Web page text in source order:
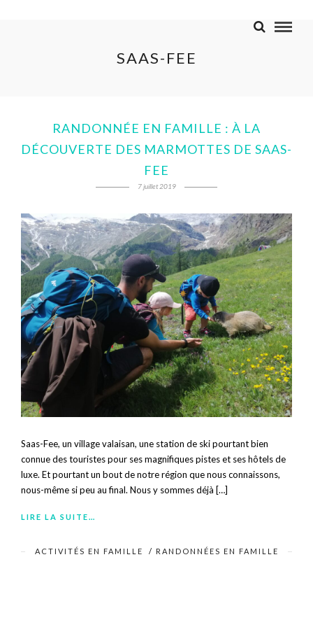
SAAS-FEE
RANDONNÉE EN FAMILLE : À LA
DÉCOUVERTE DES MARMOTTES DE SAAS-
FEE
7 juillet 2019
Saas-Fee, un village valaisan, une station de ski pourtant bien
connue des touristes pour ses magnifiques pistes et ses hôtels de
luxe. Et pourtant un bout de notre région que nous connaissons,
nous-même si peu au final. Nous y sommes déjà […]
LIRE LA SUITE…
ACTIVITÉS EN FAMILLE / RANDONNÉES EN FAMILLE